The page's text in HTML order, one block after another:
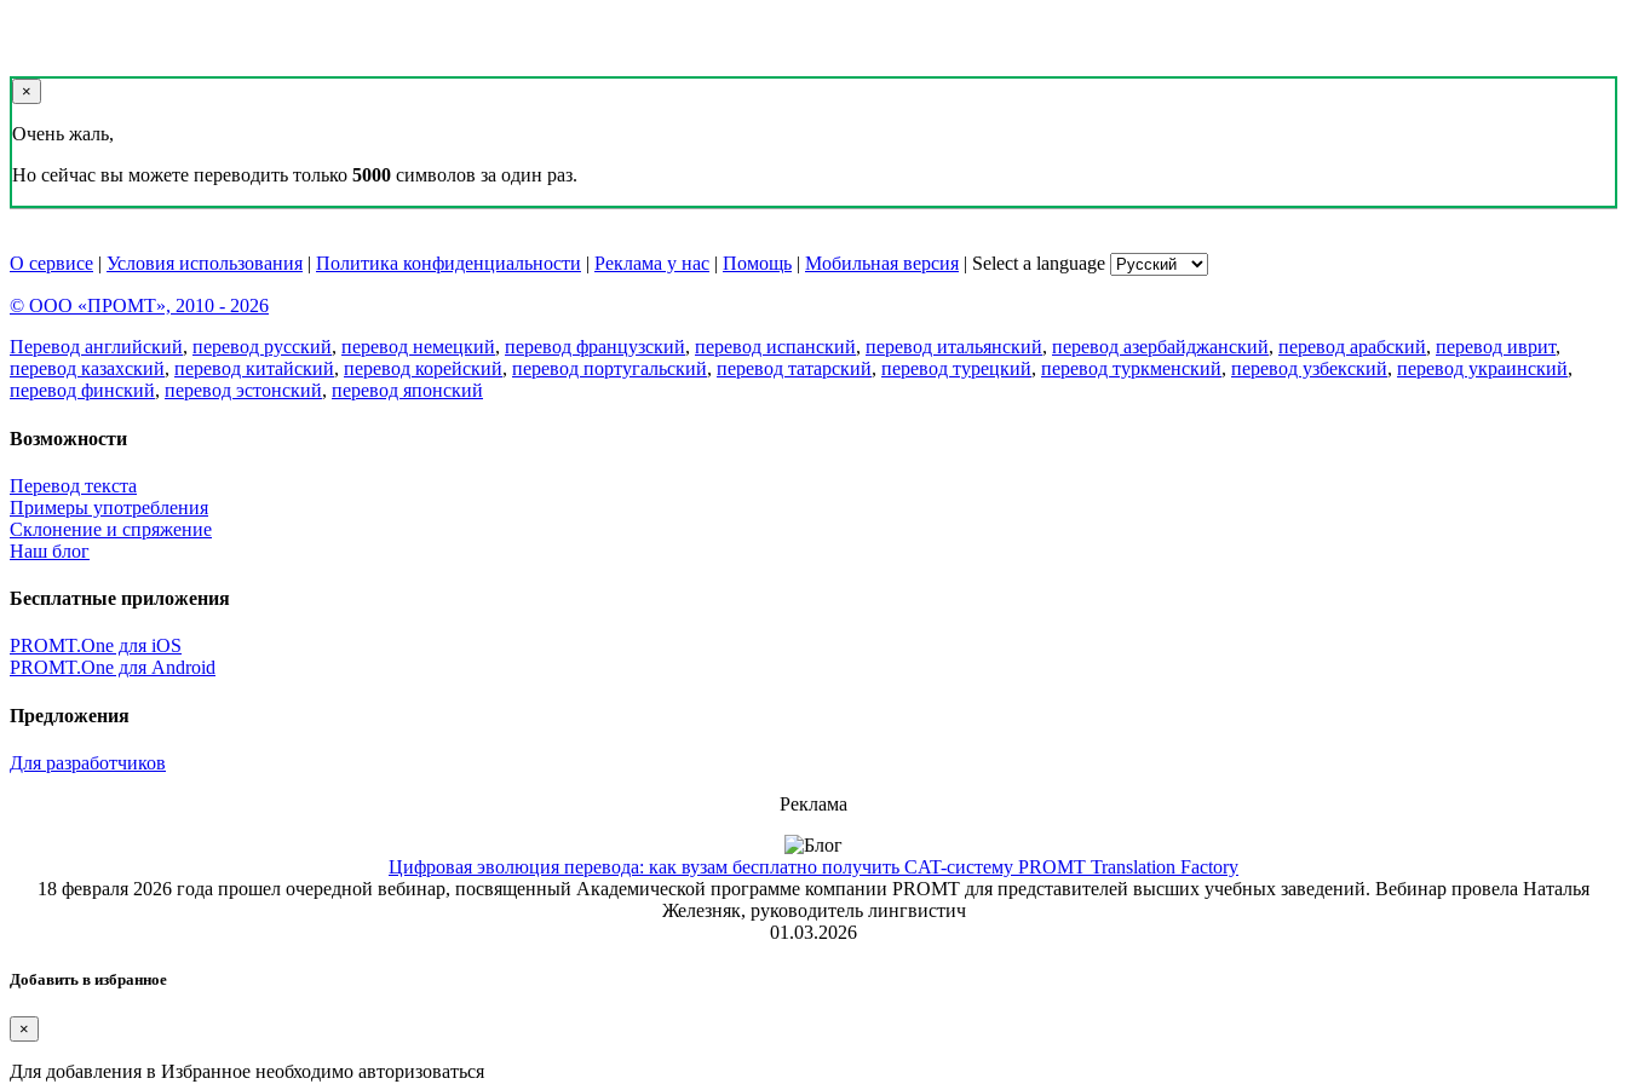
×
Очень жаль,
Но сейчас вы можете переводить только 5000 символов за один раз.
О сервисе | Условия использования | Политика конфиденциальности | Реклама у нас | Помощь | Мобильная версия | Select a language
© ООО «ПРОМТ», 2010 - 2026
Перевод английский, перевод русский, перевод немецкий, перевод французский, перевод испанский, перевод итальянский, перевод азербайджанский, перевод арабский, перевод иврит,
перевод казахский, перевод китайский, перевод корейский, перевод португальский, перевод татарский, перевод турецкий, перевод туркменский, перевод узбекский, перевод украинский,
перевод финский, перевод эстонский, перевод японский
Возможности
Перевод текста
Примеры употребления
Склонение и спряжение
Наш блог
Бесплатные приложения
PROMT.One для iOS
PROMT.One для Android
Предложения
Для разработчиков
Реклама
Цифровая эволюция перевода: как вузам бесплатно получить CAT-систему PROMT Translation Factory
18 февраля 2026 года прошел очередной вебинар, посвященный Академической программе компании PROMT для представителей высших учебных заведений. Вебинар провела Наталья
Железняк, руководитель лингвистич
01.03.2026
Добавить в избранное
×
Для добавления в Избранное необходимо авторизоваться